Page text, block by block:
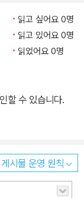
읽고 싶어요 0명
읽고 있어요 0명
읽었어요 0명
할 수 있습니다.
게시물 운영 원칙